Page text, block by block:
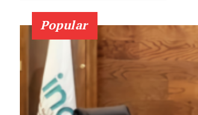
Popular